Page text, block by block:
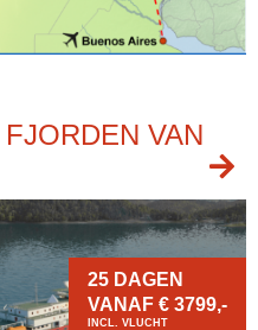
VAN
25 DAGEN
VANAF € 3799,-
INCL. VLUCHT